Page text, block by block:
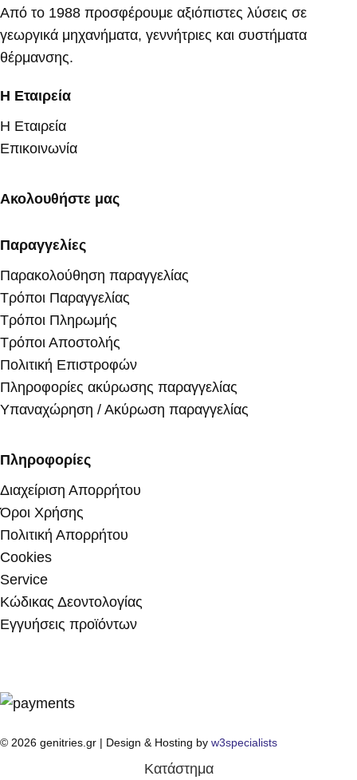
Από το 1988 προσφέρουμε αξιόπιστες λύσεις σε
γεωργικά μηχανήματα, γεννήτριες και συστήματα
θέρμανσης.
Η Εταιρεία
Η Εταιρεία
Επικοινωνία
Ακολουθήστε μας
Παραγγελίες
Παρακολούθηση παραγγελίας
Τρόποι Παραγγελίας
Τρόποι Πληρωμής
Τρόποι Αποστολής
Πολιτική Επιστροφών
Πληροφορίες ακύρωσης παραγγελίας
Υπαναχώρηση / Ακύρωση παραγγελίας
Πληροφορίες
Διαχείριση Απορρήτου
Όροι Χρήσης
Πολιτική Απορρήτου
Cookies
Service
Κώδικας Δεοντολογίας
Εγγυήσεις προϊόντων
© 2026 genitries.gr | Design & Hosting by w3specialists
Κατάστημα